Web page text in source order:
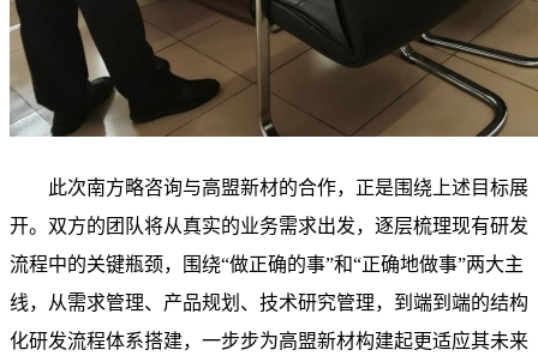
此次南方略咨询与高盟新材的合作，正是围绕上述目标展
开。双方的团队将从真实的业务需求出发，逐层梳理现有研发
流程中的关键瓶颈，围绕“做正确的事”和“正确地做事”两大主
线，从需求管理、产品规划、技术研究管理，到端到端的结构
化研发流程体系搭建，一步步为高盟新材构建起更适应其未来